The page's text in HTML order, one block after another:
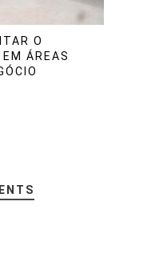
O
ÁREAS